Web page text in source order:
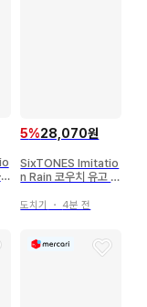
5%28,070원
SixTONES Imitatio
n Rain 코우치 유고 공
도치기 ・ 4분 전